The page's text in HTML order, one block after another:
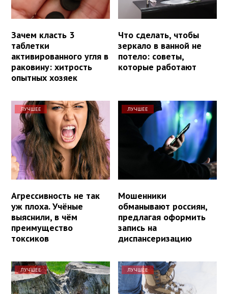
Зачем класть 3
таблетки
активированного угля в
раковину: хитрость
опытных хозяек
Что сделать, чтобы
зеркало в ванной не
потело: советы,
которые работают
ЛУЧШЕЕ
Агрессивность не так
уж плоха. Учёные
выяснили, в чём
преимущество
токсиков
ЛУЧШЕЕ
Мошенники
обманывают россиян,
предлагая оформить
запись на
диспансеризацию
ЛУЧШЕЕ ЛУЧШЕЕ